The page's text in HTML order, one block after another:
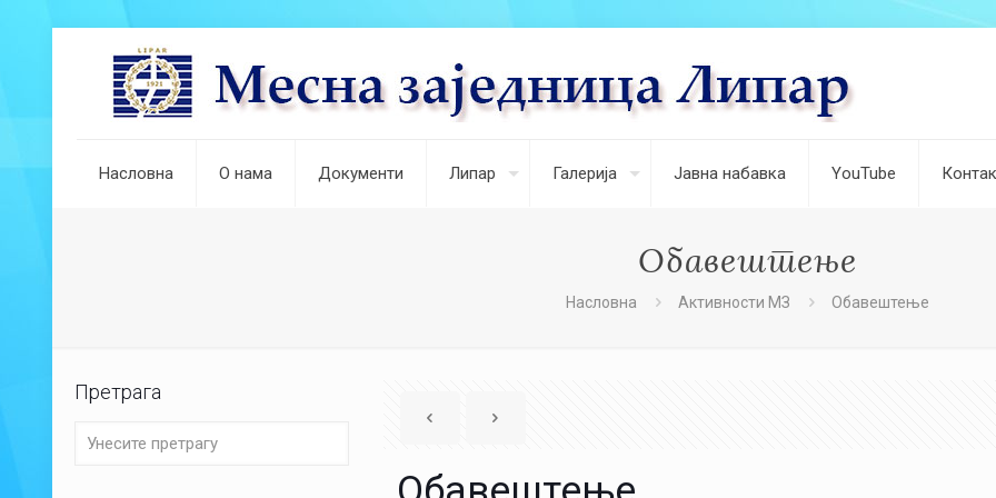
Насловна О нама Документи Липар Галерија Јавна набавка YouTube
Обавештење
Насловна Активности МЗ Обавештење
Претрага